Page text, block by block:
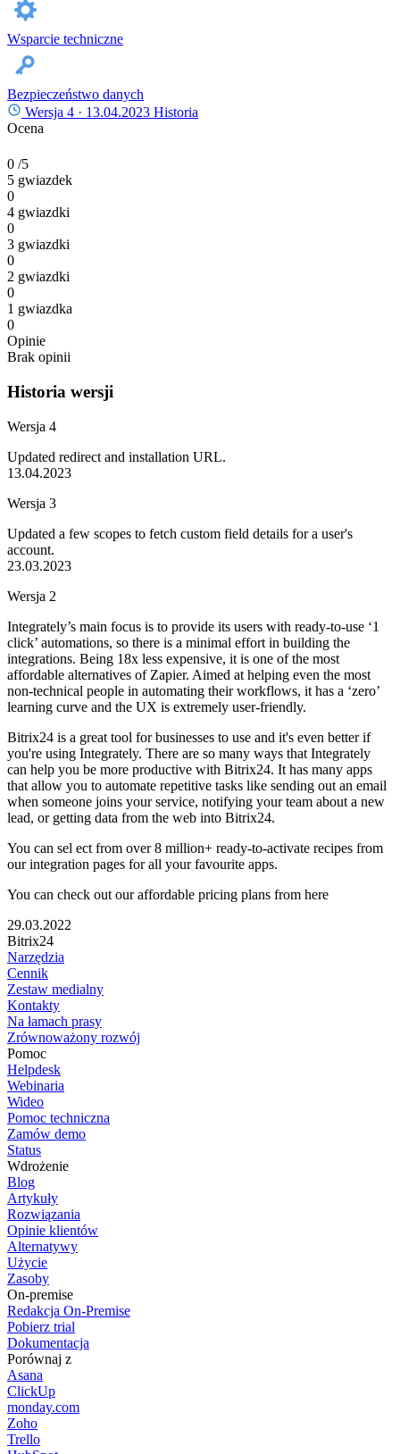
Wsparcie techniczne
Bezpieczeństwo danych
Wersja 4 · 13.04.2023 Historia
Ocena
0 /5
5 gwiazdek
0
4 gwiazdki
0
3 gwiazdki
0
2 gwiazdki
0
1 gwiazdka
0
Opinie
Brak opinii
Historia wersji
Wersja 4
Updated redirect and installation URL.
13.04.2023
Wersja 3
Updated a few scopes to fetch custom field details for a user's
account.
23.03.2023
Wersja 2
Integrately’s main focus is to provide its users with ready-to-use ‘1
click’ automations, so there is a minimal effort in building the
integrations. Being 18x less expensive, it is one of the most
affordable alternatives of Zapier. Aimed at helping even the most
non-technical people in automating their workflows, it has a ‘zero’
learning curve and the UX is extremely user-friendly.
Bitrix24 is a great tool for businesses to use and it's even better if
you're using Integrately. There are so many ways that Integrately
can help you be more productive with Bitrix24. It has many apps
that allow you to automate repetitive tasks like sending out an email
when someone joins your service, notifying your team about a new
lead, or getting data from the web into Bitrix24.
You can sel ect from over 8 million+ ready-to-activate recipes from
our integration pages for all your favourite apps.
You can check out our affordable pricing plans from here
29.03.2022
Bitrix24
Narzędzia
Cennik
Zestaw medialny
Kontakty
Na łamach prasy
Zrównoważony rozwój
Pomoc
Helpdesk
Webinaria
Wideo
Pomoc techniczna
Zamów demo
Status
Wdrożenie
Blog
Artykuły
Rozwiązania
Opinie klientów
Alternatywy
Użycie
Zasoby
On-premise
Redakcja On-Premise
Pobierz trial
Dokumentacja
Porównaj z
Asana
ClickUp
monday.com
Zoho
Trello